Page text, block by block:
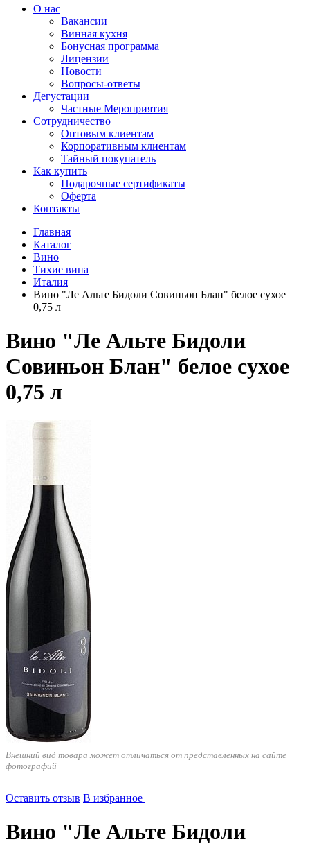
О нас
Вакансии
Винная кухня
Бонусная программа
Лицензии
Новости
Вопросы-ответы
Дегустации
Частные Мероприятия
Сотрудничество
Оптовым клиентам
Корпоративным клиентам
Тайный покупатель
Как купить
Подарочные сертификаты
Оферта
Контакты
Главная
Каталог
Вино
Тихие вина
Италия
Вино "Ле Альте Бидоли Совиньон Блан" белое сухое
0,75 л
Вино "Ле Альте Бидоли
Совиньон Блан" белое сухое
0,75 л
Внешний вид товара может отличаться от представленных на сайте
фотографий
Оставить отзыв В избранное
Вино "Ле Альте Бидоли